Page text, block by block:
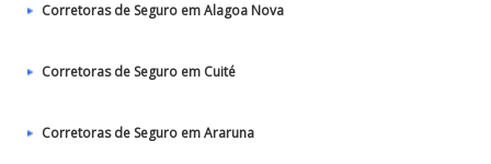
Corretoras de Seguro em Alagoa Nova
Corretoras de Seguro em Cuité
Corretoras de Seguro em Araruna